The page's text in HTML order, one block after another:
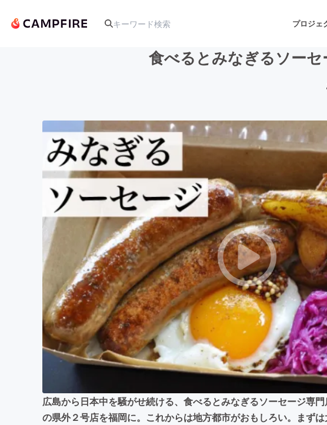
プロジェ
アート・写真 音楽
テクノロジー・ガジェット ゲーム・サー
映像・映画 書籍・雑誌出
ビジネス・起業 チャレンジ
まちづくり・地域活性化
食べるとみなぎるソーセ
広島から日本中を騒がせ続ける、食べるとみなぎるソーセージ専
の県外２号店を福岡に。これからは地方都市がおもしろい。まず